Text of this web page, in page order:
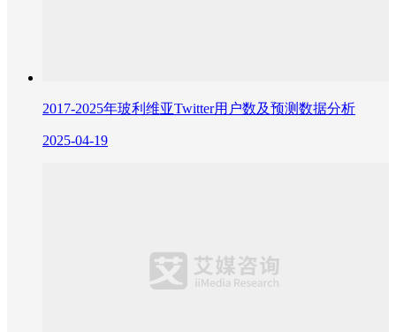
2017-2025年玻利维亚Twitter用户数及预测数据分析
2025-04-19